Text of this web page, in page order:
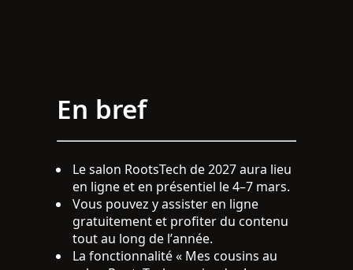
En bref
Le salon RootsTech de 2027 aura lieu
en ligne et en présentiel le 4–7 mars.
Vous pouvez y assister en ligne
gratuitement et profiter du contenu
tout au long de l’année.
La fonctionnalité « Mes cousins au